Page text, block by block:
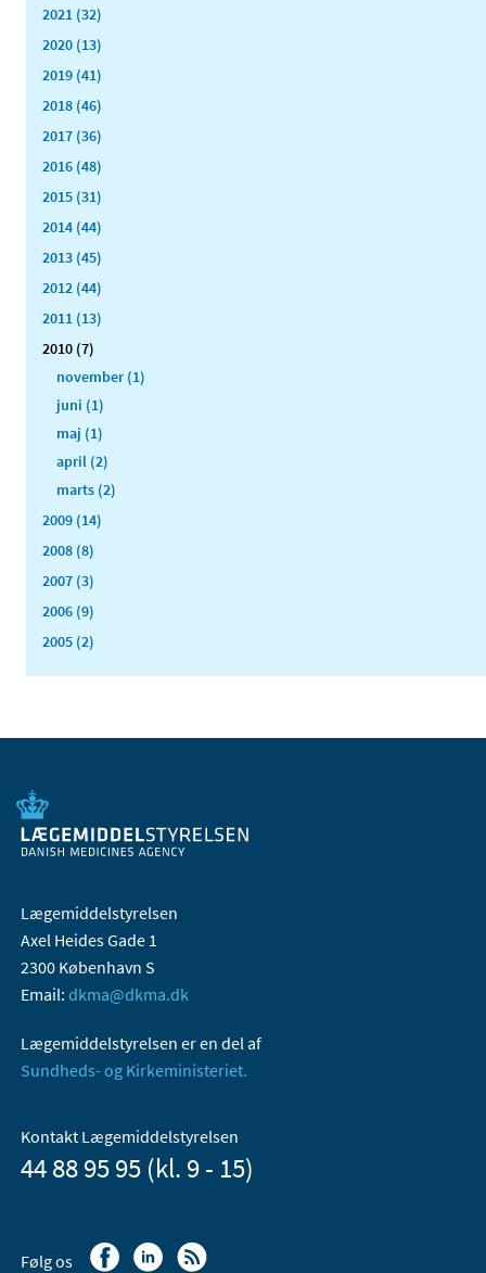
2021 (32)
2020 (13)
2019 (41)
2018 (46)
2017 (36)
2016 (48)
2015 (31)
2014 (44)
2013 (45)
2012 (44)
2011 (13)
2010 (7)
november (1)
juni (1)
maj (1)
april (2)
marts (2)
2009 (14)
2008 (8)
2007 (3)
2006 (9)
2005 (2)
Lægemiddelstyrelsen
Axel Heides Gade 1
2300 København S
Email: dkma@dkma.dk
Lægemiddelstyrelsen er en del af
Sundheds- og Kirkeministeriet.
Kontakt Lægemiddelstyrelsen
44 88 95 95 (kl. 9 - 15)
Følg os